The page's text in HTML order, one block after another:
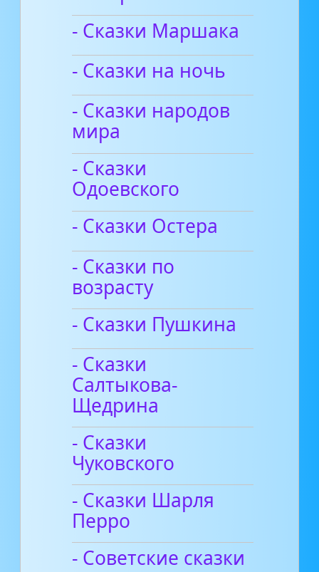
- Сказки Маршака
- Сказки на ночь
- Сказки народов
мира
- Сказки
Одоевского
- Сказки Остера
- Сказки по
возрасту
- Сказки Пушкина
- Сказки
Салтыкова-
Щедрина
- Сказки
Чуковского
- Сказки Шарля
Перро
- Советские сказки